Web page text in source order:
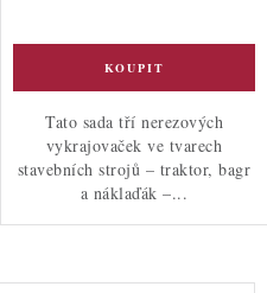
Tato sada tří nerezových
vykrajovaček ve tvarech
stavebních strojů – traktor, bagr
a náklaďák –...